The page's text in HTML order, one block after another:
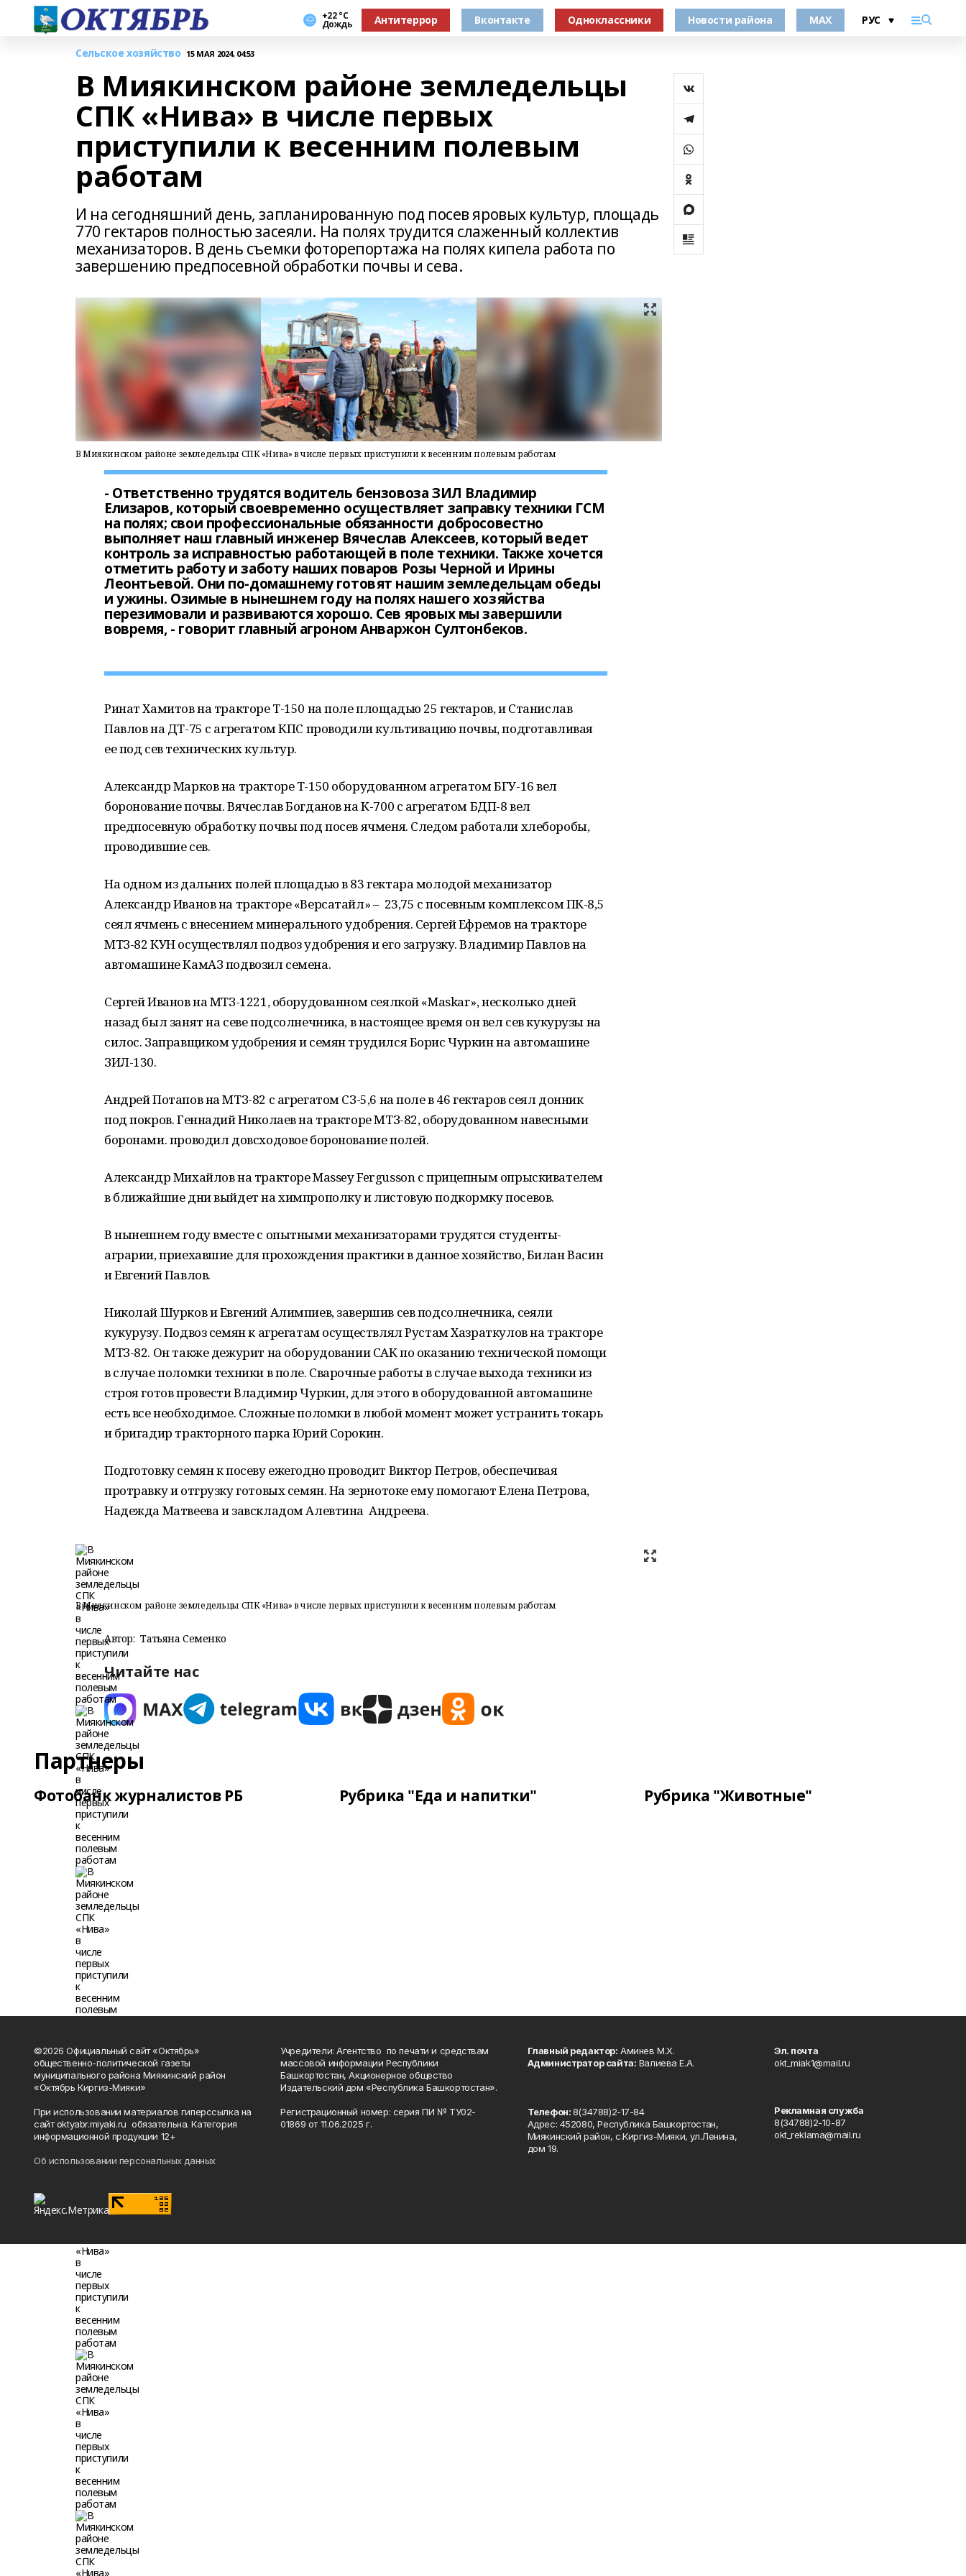
+22 °С
Дождь Антитеррор Вконтакте Одноклассники Новости района MAX
Сельское хозяйство 15 МАЯ 2024, 04:53
В Миякинском районе земледельцы
СПК «Нива» в числе первых
приступили к весенним полевым
работам
И на сегодняшний день, запланированную под посев яровых культур, площадь
770 гектаров полностью засеяли. На полях трудится слаженный коллектив
механизаторов. В день съемки фоторепортажа на полях кипела работа по
завершению предпосевной обработки почвы и сева.
В Миякинском районе земледельцы СПК «Нива» в числе первых приступили к весенним полевым работам
- Ответственно трудятся водитель бензовоза ЗИЛ Владимир
Елизаров, который своевременно осуществляет заправку техники ГСМ
на полях; свои профессиональные обязанности добросовестно
выполняет наш главный инженер Вячеслав Алексеев, который ведет
контроль за исправностью работающей в поле техники. Также хочется
отметить работу и заботу наших поваров Розы Черной и Ирины
Леонтьевой. Они по-домашнему готовят нашим земледельцам обеды
и ужины. Озимые в нынешнем году на полях нашего хозяйства
перезимовали и развиваются хорошо. Сев яровых мы завершили
вовремя, - говорит главный агроном Анваржон Султонбеков.
Ринат Хамитов на тракторе Т-150 на поле площадью 25 гектаров, и Станислав
Павлов на ДТ-75 с агрегатом КПС проводили культивацию почвы, подготавливая
ее под сев технических культур.
Александр Марков на тракторе Т-150 оборудованном агрегатом БГУ-16 вел
боронование почвы. Вячеслав Богданов на К-700 с агрегатом БДП-8 вел
предпосевную обработку почвы под посев ячменя. Следом работали хлеборобы,
проводившие сев.
На одном из дальних полей площадью в 83 гектара молодой механизатор
Александр Иванов на тракторе «Версатайл» – 23,75 с посевным комплексом ПК-8,5
сеял ячмень с внесением минерального удобрения. Сергей Ефремов на тракторе
МТЗ-82 КУН осуществлял подвоз удобрения и его загрузку. Владимир Павлов на
автомашине КамАЗ подвозил семена.
Сергей Иванов на МТЗ-1221, оборудованном сеялкой «Maskar», несколько дней
назад был занят на севе подсолнечника, в настоящее время он вел сев кукурузы на
силос. Заправщиком удобрения и семян трудился Борис Чуркин на автомашине
ЗИЛ-130.
Андрей Потапов на МТЗ-82 с агрегатом СЗ-5,6 на поле в 46 гектаров сеял донник
под покров. Геннадий Николаев на тракторе МТЗ-82, оборудованном навесными
боронами. проводил довсходовое боронование полей.
Александр Михайлов на тракторе Massey Fergusson с прицепным опрыскивателем
в ближайшие дни выйдет на химпрополку и листовую подкормку посевов.
В нынешнем году вместе с опытными механизаторами трудятся студенты-
аграрии, приехавшие для прохождения практики в данное хозяйство, Билан Васин
и Евгений Павлов.
Николай Шурков и Евгений Алимпиев, завершив сев подсолнечника, сеяли
кукурузу. Подвоз семян к агрегатам осуществлял Рустам Хазраткулов на тракторе
МТЗ-82. Он также дежурит на оборудовании САК по оказанию технической помощи
в случае поломки техники в поле. Сварочные работы в случае выхода техники из
строя готов провести Владимир Чуркин, для этого в оборудованной автомашине
есть все необходимое. Сложные поломки в любой момент может устранить токарь
и бригадир тракторного парка Юрий Сорокин.
Подготовку семян к посеву ежегодно проводит Виктор Петров, обеспечивая
протравку и отгрузку готовых семян. На зернотоке ему помогают Елена Петрова,
Надежда Матвеева и завскладом Алевтина Андреева.
В Миякинском районе земледельцы СПК «Нива» в числе первых приступили к весенним полевым работам
Автор: Татьяна Семенко
Читайте нас
Партнеры
Фотобанк журналистов РБ Рубрика "Еда и напитки" Рубрика "Животные"
©2026 Официальный сайт «Октябрь»
общественно-политической газеты
муниципального района Миякинский район
«Октябрь Киргиз-Мияки»
При использовании материалов гиперссылка на
сайт oktyabr.miyaki.ru обязательна. Категория
информационной продукции 12+
Об использовании персональных данных
Учредители: Агентство по печати и средствам
массовой информации Республики
Башкортостан, Акционерное общество
Издательский дом «Республика Башкортостан».
Регистрационный номер: серия ПИ № ТУ02-
01869 от 11.06.2025 г.
Главный редактор: Аминев М.Х.
Администратор сайта: Валиева Е.А.
Телефон:8(34788)2-17-84
Адрес: 452080, Республика Башкортостан,
Миякинский район, с.Киргиз-Мияки, ул.Ленина,
дом 19.
Эл. почта
okt_miak1@mail.ru
Рекламная служба
8(34788)2-10-87
okt_reklama@mail.ru